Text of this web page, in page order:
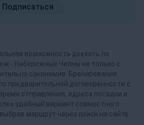
Подписаться
возможность доехать по
- Набережные Челны не только с
сэкономив. Бронирование
предварительной договоренности с
отправления, адреса посадки и
удобный вариант совместного
маршрут через поиск на сайте.